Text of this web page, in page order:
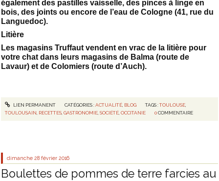
également des pastilles vaisselle, des pinces à linge en
bois, des joints ou encore de l’eau de Cologne (41, rue du
Languedoc).
Litière
Les magasins Truffaut vendent en vrac de la litière pour
votre chat dans leurs magasins de Balma (route de
Lavaur) et de Colomiers (route d’Auch).
LIEN PERMANENT CATÉGORIES :ACTUALITÉ, BLOG TAGS :TOULOUSE
TOULOUSAIN RECETTES ,GASTRONOMIE ,SOCIÉTÉ ,OCCITANIE 0 COMMENTAIRE
dimanche 28 février 2016
Boulettes de pommes de terre farcies au